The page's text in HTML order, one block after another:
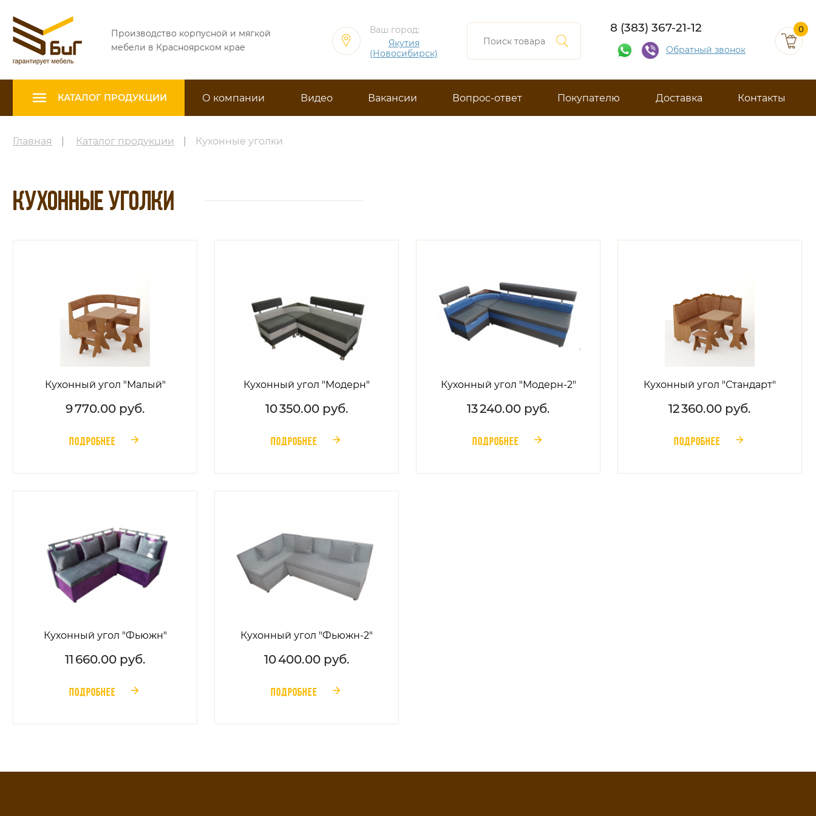
Производство корпусной и мягкой
мебели в Красноярском крае
Ваш город:
Якутия
(Новосибирск)
8 (383) 367-21-12
Обратный звонок
0
КАТАЛОГ ПРОДУКЦИИ О компании Видео Вакансии Вопрос-ответ Покупателю Доставка Контакты
Главная Каталог продукции Кухонные уголки
КУХОННЫЕ УГОЛКИ
Кухонный угол "Малый"
9 770.00 руб.
ПОДРОБНЕЕ 󰁔
Кухонный угол "Модерн"
10 350.00 руб.
ПОДРОБНЕЕ 󰁔
Кухонный угол "Модерн-2"
13 240.00 руб.
ПОДРОБНЕЕ 󰁔
Кухонный угол "Стандарт"
12 360.00 руб.
ПОДРОБНЕЕ 󰁔
Кухонный угол "Фьюжн"
11 660.00 руб.
ПОДРОБНЕЕ 󰁔
Кухонный угол "Фьюжн-2"
10 400.00 руб.
ПОДРОБНЕЕ 󰁔